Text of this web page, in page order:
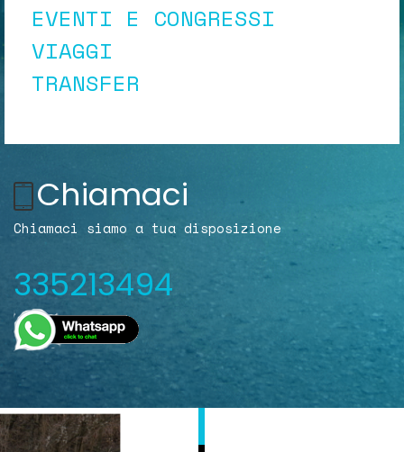
EVENTI E CONGRESSI
VIAGGI
TRANSFER
Chiamaci
Chiamaci siamo a tua disposizione
335213494